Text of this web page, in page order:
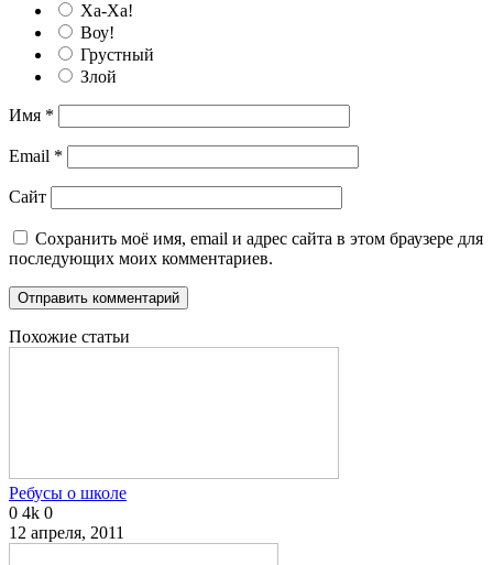
Ха-Ха!
Воу!
Грустный
Злой
Имя *
Email *
Сайт
Сохранить моё имя, email и адрес сайта в этом браузере для
последующих моих комментариев.
Похожие статьи
Ребусы о школе
0 4k 0
12 апреля, 2011